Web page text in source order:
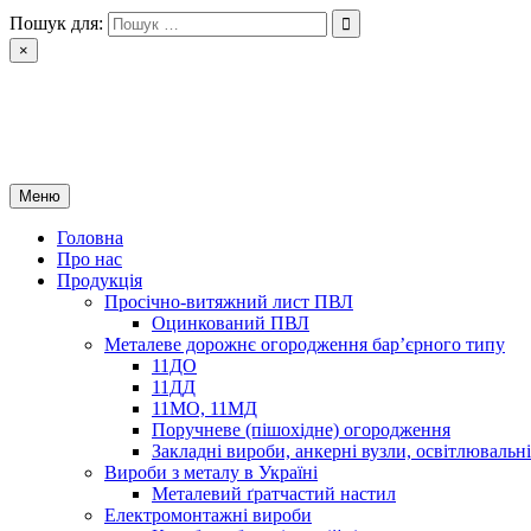
Перейти
до
вмісту
Пошук для:
×
Меню
Головна
Про нас
Продукція
Просічно-витяжний лист ПВЛ
Оцинкований ПВЛ
Металеве дорожнє огородження бар’єрного типу
11ДО
11ДД
11МО, 11МД
Поручневе (пішохідне) огородження
Закладні вироби, анкерні вузли,
Вироби з металу в Україні
Металевий ґратчастий настил
Електромонтажні вироби